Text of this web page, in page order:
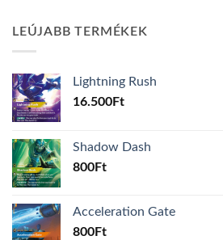
LEÚJABB TERMÉKEK
Lightning Rush
16.500Ft
Shadow Dash
800Ft
Acceleration Gate
800Ft